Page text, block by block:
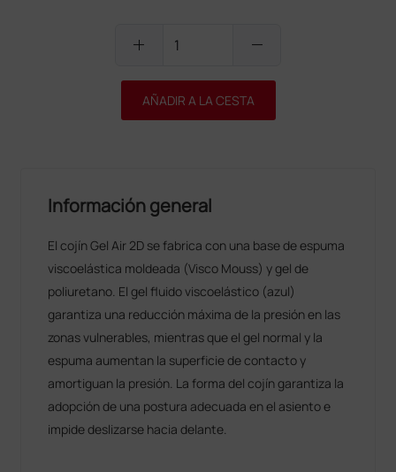
add remove
AÑADIR A LA CESTA
Información general
El cojín Gel Air 2D se fabrica con una base de espuma
viscoelástica moldeada (Visco Mouss) y gel de
poliuretano. El gel fluido viscoelástico (azul)
garantiza una reducción máxima de la presión en las
zonas vulnerables, mientras que el gel normal y la
espuma aumentan la superficie de contacto y
amortiguan la presión. La forma del cojín garantiza la
adopción de una postura adecuada en el asiento e
impide deslizarse hacia delante.